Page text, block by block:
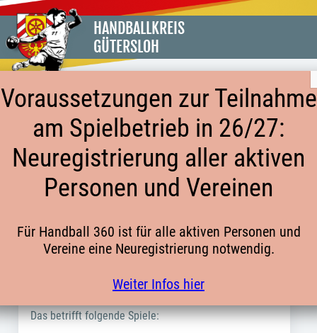
HANDBALLKREIS
GÜTERSLOH
0404 MÄNNER 3. KREISKLASSE FC
GREFFEN 2 ZURÜCKGEZOGEN
0404 Männer 3. Kreisklasse zurückgezogen.
Das betrifft folgende Spiele:
Voraussetzungen zur Teilnahme
am Spielbetrieb in 26/27:
Neuregistrierung aller aktiven
Personen und Vereinen
Für Handball 360 ist für alle aktiven Personen und
Vereine eine Neuregistrierung notwendig.
Weiter Infos hier